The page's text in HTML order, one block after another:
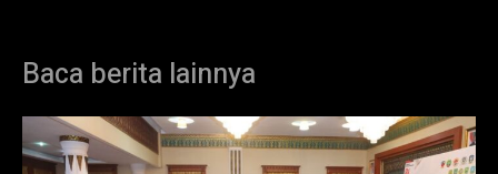
Baca berita lainnya